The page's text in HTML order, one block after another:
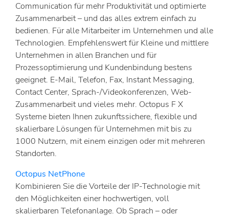
Communication für mehr Produktivität und optimierte
Zusammenarbeit – und das alles extrem einfach zu
bedienen. Für alle Mitarbeiter im Unternehmen und alle
Technologien. Empfehlenswert für Kleine und mittlere
Unternehmen in allen Branchen und für
Prozessoptimierung und Kundenbindung bestens
geeignet. E-Mail, Telefon, Fax, Instant Messaging,
Contact Center, Sprach-/Videokonferenzen, Web-
Zusammenarbeit und vieles mehr. Octopus F X
Systeme bieten Ihnen zukunftssichere, flexible und
skalierbare Lösungen für Unternehmen mit bis zu
1000 Nutzern, mit einem einzigen oder mit mehreren
Standorten.
Octopus NetPhone
Kombinieren Sie die Vorteile der IP-Technologie mit
den Möglichkeiten einer hochwertigen, voll
skalierbaren Telefonanlage. Ob Sprach – oder